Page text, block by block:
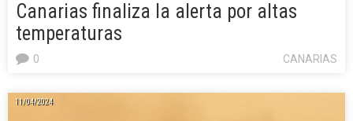
Canarias finaliza la alerta por altas
temperaturas
CANARIAS
0
11/04/2024